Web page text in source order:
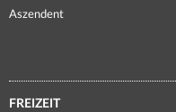
Aszendent
FREIZEIT